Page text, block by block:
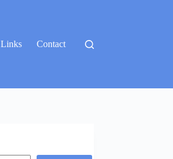
Links Contact